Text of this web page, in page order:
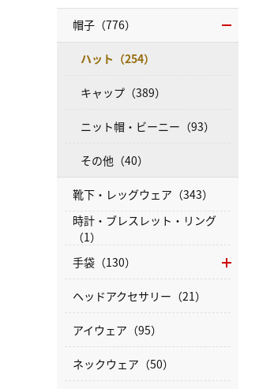
帽子（776）
ハット（254）
キャップ（389）
ニット帽・ビーニー（93）
その他（40）
靴下・レッグウェア（343）
時計・ブレスレット・リング
（1）
手袋（130）
ヘッドアクセサリー（21）
アイウェア（95）
ネックウェア（50）